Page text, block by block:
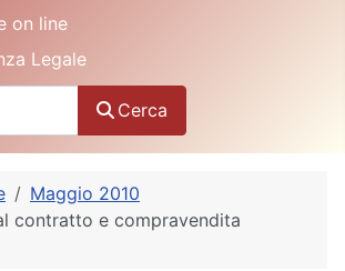
on line
Legale
Cerca
Maggio 2010
contratto e compravendita